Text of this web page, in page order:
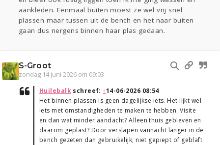
aankleden. Eenmaal buiten moest ze wel vrij snel
plassen maar tussen uit de bench en het naar buiten
gaan dus nergens binnen haar plas gedaan.
S-Groot
zondag 14 juni 2026 om 09:03
Huilebalkschreef: ↑14-06-2026 08:54
Het binnen plassen is geen dagelijkse iets. Het lijkt wel
iets met omstandigheden te maken te hebben. Visite
en dan wat minder aandacht? Alleen thuis gebleven en
daarom geplast? Door verslapen vannacht langer in de
bench gezeten dan gebruikelijk, niet gepiept of geblaft